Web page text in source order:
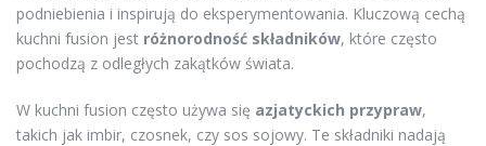
podniebienia i inspirują do eksperymentowania. Kluczową cechą
kuchni fusion jest różnorodność składników, które często
pochodzą z odległych zakątków świata.
W kuchni fusion często używa się azjatyckich przypraw,
takich jak imbir, czosnek, czy sos sojowy. Te składniki nadają